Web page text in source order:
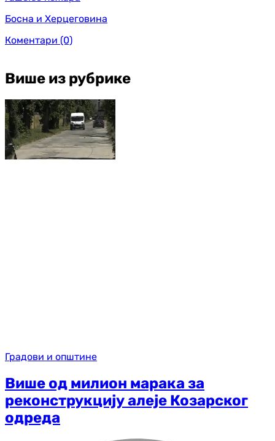
Босна и Херцеговина
Коментари (0)
Више из рубрике
Градови и општине
Више од милион марака за
реконструкцију алеје Козарског
одреда